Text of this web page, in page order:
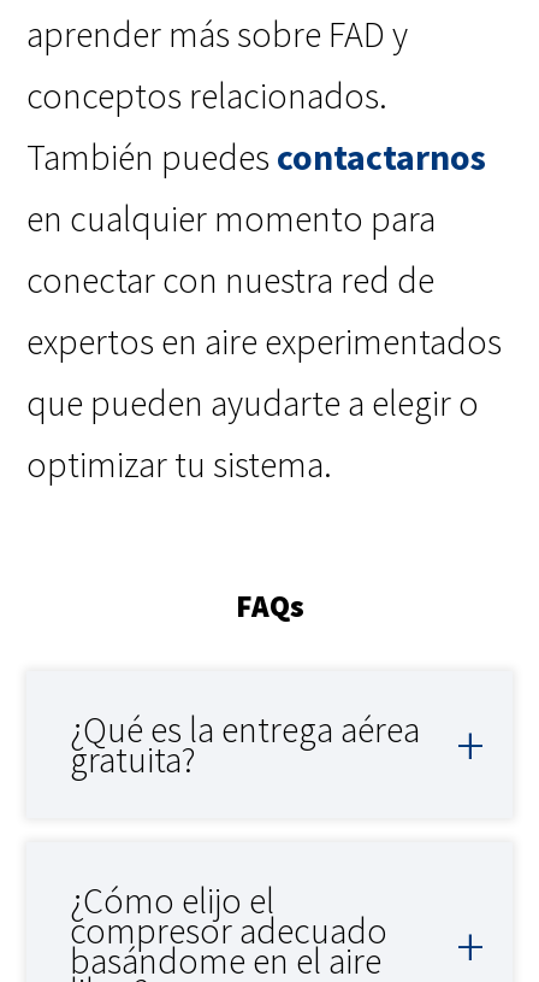
aprender más sobre FAD y
conceptos relacionados.
También puedes contactarnos
en cualquier momento para
conectar con nuestra red de
expertos en aire experimentados
que pueden ayudarte a elegir o
optimizar tu sistema.
FAQs
¿Qué es la entrega aérea
gratuita?
¿Cómo elijo el
compresor adecuado
basándome en el aire